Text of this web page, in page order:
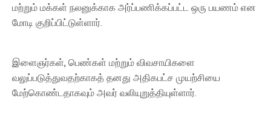
மற்றும் மக்கள் நலனுக்காக அர்ப்பணிக்கப்பட்ட ஒரு பயணம் என
மோடி குறிப்பிட்டுள்ளார்.
இளைஞர்கள், பெண்கள் மற்றும் விவசாயிகளை
வலுப்படுத்துவதற்காகத் தனது அதிகபட்ச முயற்சியை
மேற்கொண்டதாகவும் அவர் வலியுறுத்தியுள்ளார்.